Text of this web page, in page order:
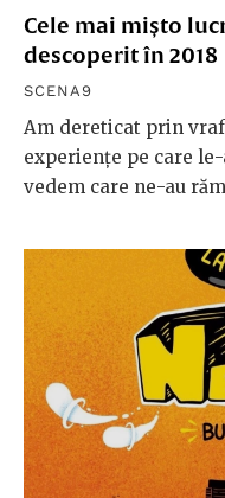
Cele mai mișto
descoperit în 2018
SCENA9
Am dereticat prin
experiențe pe care
vedem care ne-au